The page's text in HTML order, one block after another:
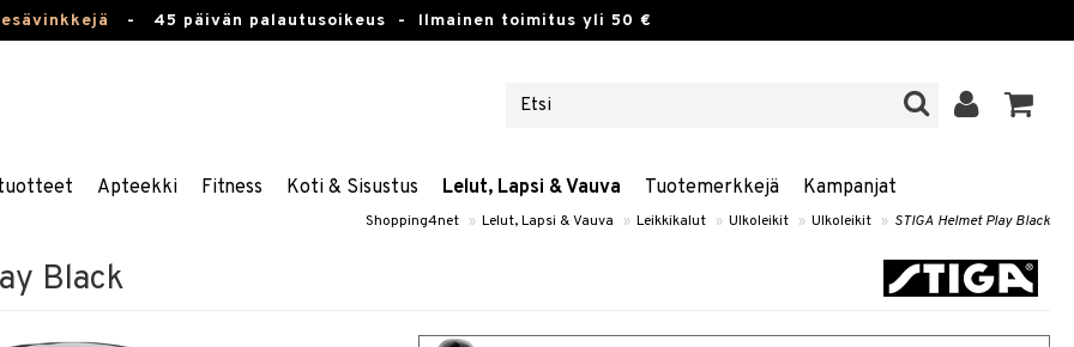
- 45 päivän palautusoikeus - Ilmainen toimitus yli 50 €
Apteekki Fitness Koti & Sisustus Lelut, Lapsi & Vauva Tuotemerkkejä Kampanjat
Shopping4net » Lelut, Lapsi & Vauva » Leikkikalut » Ulkoleikit » Ulkoleikit » STIGA Helmet Play Black
Black